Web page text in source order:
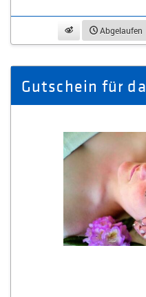
beobachtenAbgelaufen